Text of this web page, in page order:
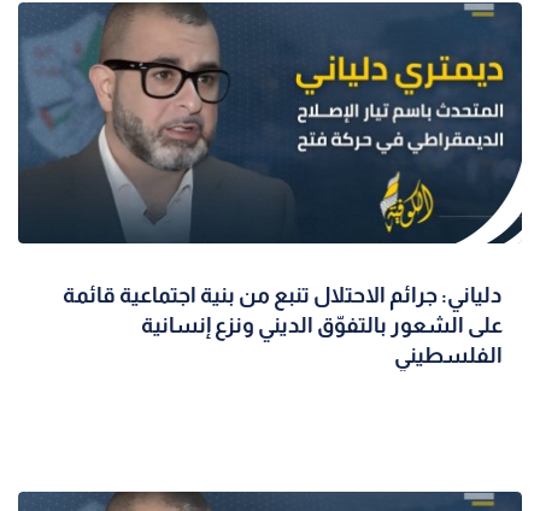
دلياني: جرائم الاحتلال تنبع من بنية اجتماعية قائمة
على الشعور بالتفوّق الديني ونزع إنسانية
الفلسطيني